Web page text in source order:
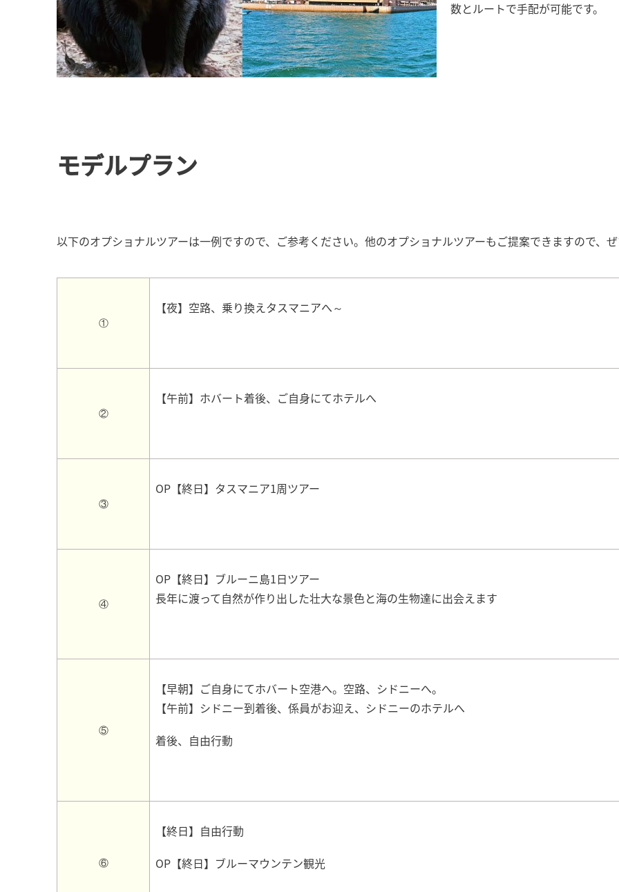
数とルートで手配が可能です。
モデルプラン
以下のオプショナルツアーは一例ですので、ご参考ください。他のオプショナルツアーもご提案できますので、
①
【夜】空路、乗り換えタスマニアへ～
②
【午前】ホバート着後、ご自身にてホテルへ
③
OP【終日】タスマニア1周ツアー
④
OP【終日】ブルーニ島1日ツアー
長年に渡って自然が作り出した壮大な景色と海の生物達に出会えます
⑤
【早朝】ご自身にてホバート空港へ。空路、シドニーへ。
【午前】シドニー到着後、係員がお迎え、シドニーのホテルへ
着後、自由行動
⑥
【終日】自由行動
OP【終日】ブルーマウンテン観光